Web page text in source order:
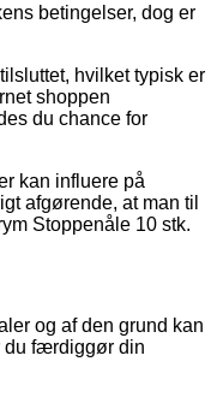
betingelser, dog er
hvilket typisk er
shoppen
du chance for
kan influere på
afgørende, at man til
Stoppenåle 10 stk.
og af den grund kan
du færdiggør din